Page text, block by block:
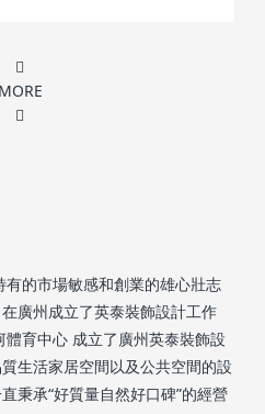
MORE
的市場敏感和創業的雄心壯志
廣州成立了英泰裝飾設計工作
育中心 成立了廣州英泰裝飾設
生活家居空間以及公共空間的設
秉承“好質量自然好口碑”的經營